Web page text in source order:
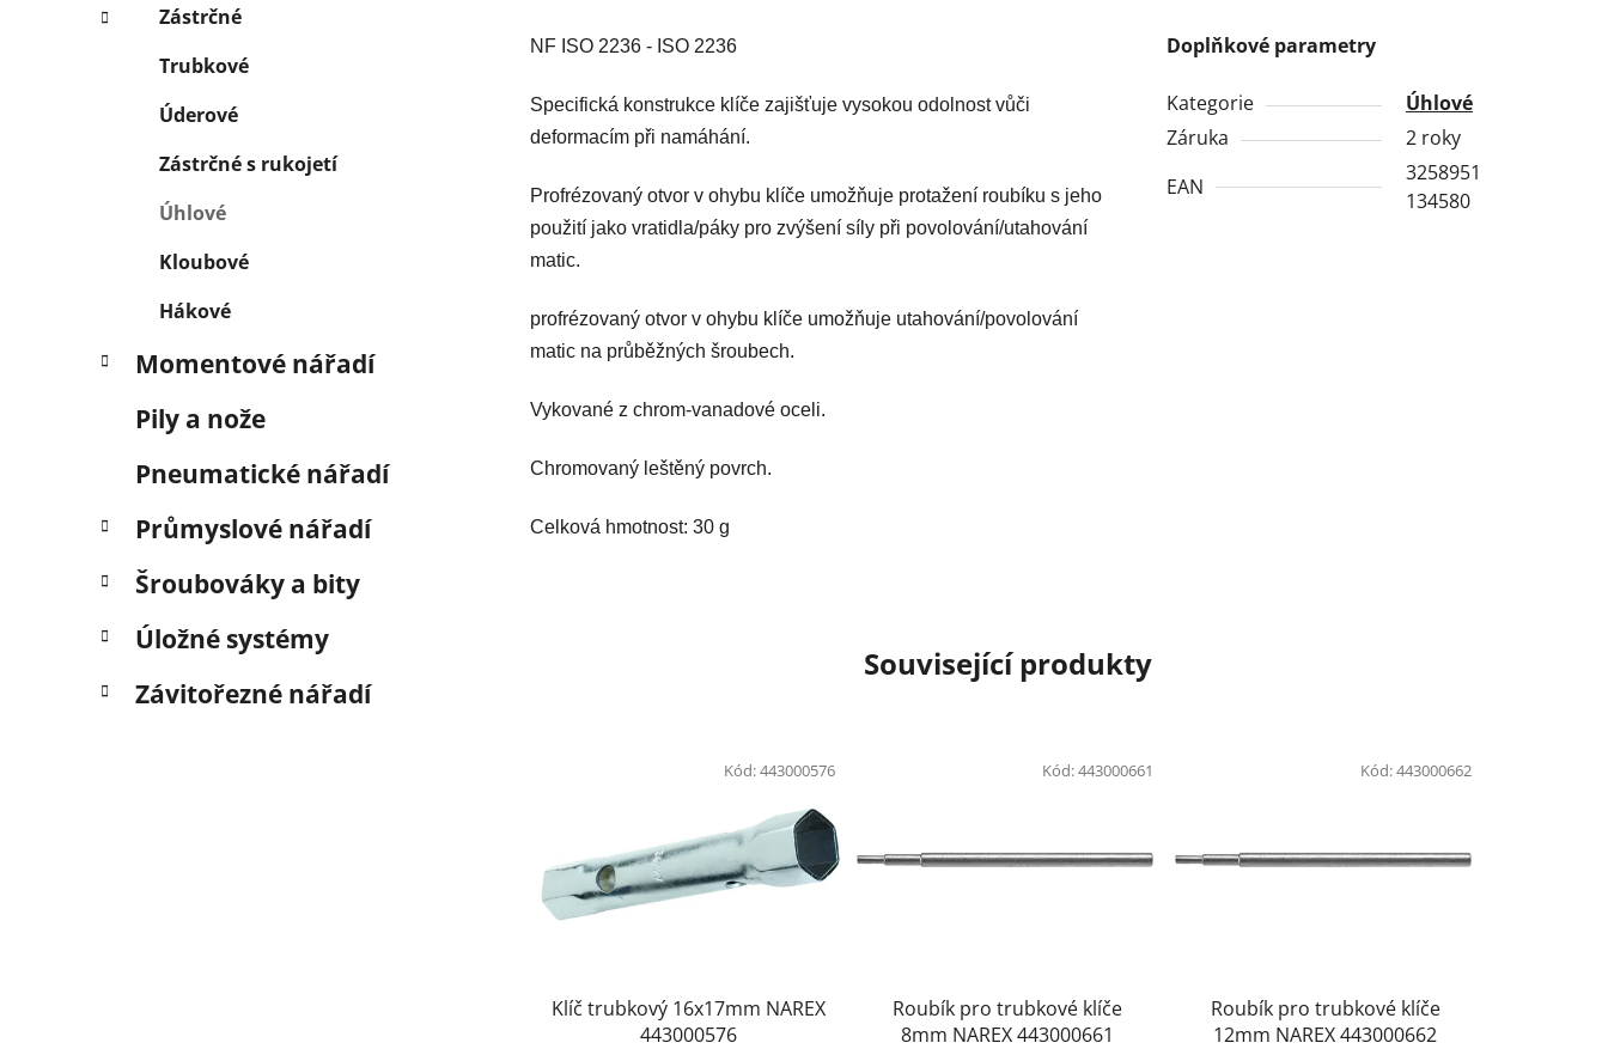
Zástrčné
Trubkové
Úderové
Zástrčné s rukojetí
Úhlové
Kloubové
Hákové
Momentové nářadí
Pily a nože
Pneumatické nářadí
Průmyslové nářadí
Šroubováky a bity
Úložné systémy
Závitořezné nářadí
NF ISO 2236 - ISO 2236
Specifická konstrukce klíče zajišťuje vysokou odolnost vůči
deformacím při namáhání.
Profrézovaný otvor v ohybu klíče umožňuje protažení roubíku s jeho
použití jako vratidla/páky pro zvýšení síly při povolování/utahování
matic.
profrézovaný otvor v ohybu klíče umožňuje utahování/povolování
matic na průběžných šroubech.
Vykované z chrom-vanadové oceli.
Chromovaný leštěný povrch.
Celková hmotnost: 30 g
Doplňkové parametry
Kategorie
Úhlové
Záruka
2 roky
EAN
3258951
134580
Související produkty
Klíč trubkový 16x17mm NAREX
443000576
Kód:443000576
Roubík pro trubkové klíče
8mm NAREX 443000661
Kód:443000661
Roubík pro trubkové klíče
12mm NAREX 443000662
Kód:443000662